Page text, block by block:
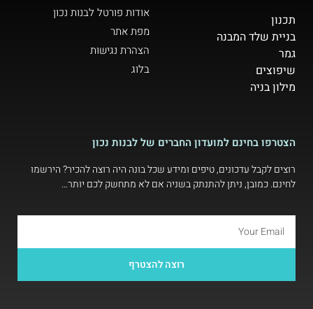
תכנון
בניית שלד המבנה
גמר
שיפוצים
מילון בניה
אודות פורטל לבנות נכון
מפת אתר
הצהרת נגישות
בלוג
הצטרפו בחינם למועדון החברים של לבנות נכון
רוצים לקבל עדכונים, טיפים ומידע שכל בונה היה רוצה להכיר? הירשמו
לחינם. כמובן, ניתן להתנתק בשניה אם לא מתחשק לכם יותר…
רוצה להצטרף